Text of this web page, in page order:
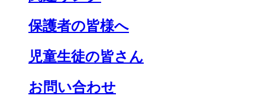
保護者の皆様へ
児童生徒の皆さん
お問い合わせ